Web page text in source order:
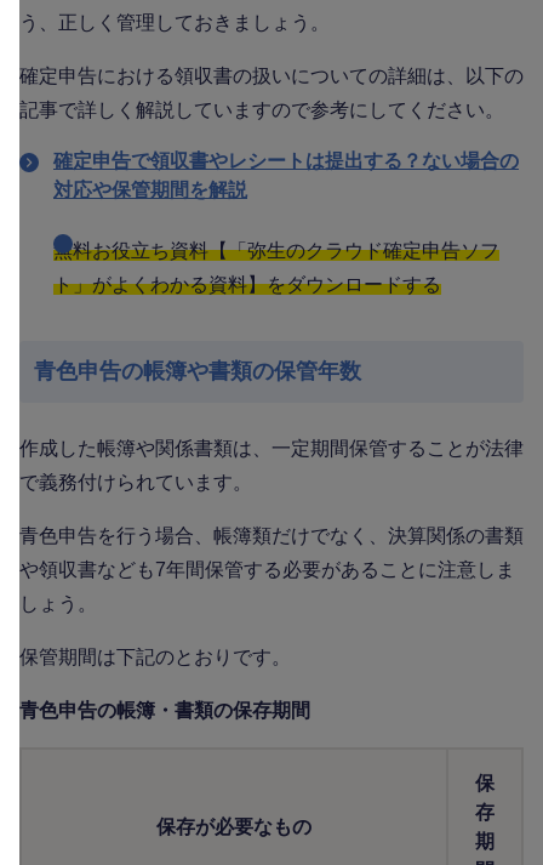
う、正しく管理しておきましょう。
確定申告における領収書の扱いについての詳細は、以下の
記事で詳しく解説していますので参考にしてください。
確定申告で領収書やレシートは提出する？ない場合の
対応や保管期間を解説
無料お役立ち資料【「弥生のクラウド確定申告ソフ
ト」がよくわかる資料】をダウンロードする
青色申告の帳簿や書類の保管年数
作成した帳簿や関係書類は、一定期間保管することが法律
で義務付けられています。
青色申告を行う場合、帳簿類だけでなく、決算関係の書類
や領収書なども7年間保管する必要があることに注意しま
しょう。
保管期間は下記のとおりです。
青色申告の帳簿・書類の保存期間
保存が必要なもの
保
存
期